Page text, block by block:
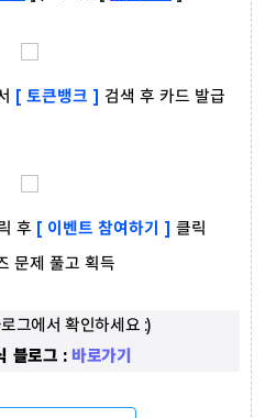
[ 토큰뱅크 ] 검색 후 카드 발급
후 [ 이벤트 참여하기 ] 클릭
문제 풀고 획득
그에서 확인하세요 :)
블로그 : 바로가기